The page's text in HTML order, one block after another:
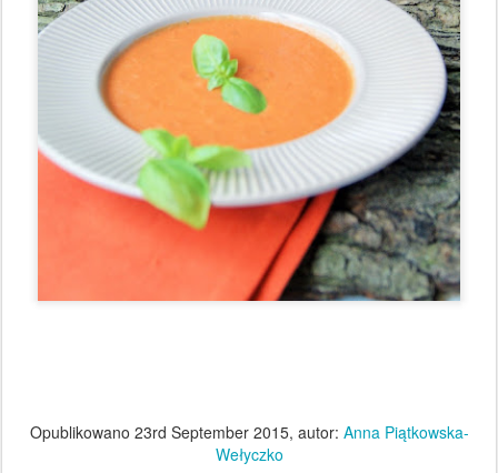
Opublikowano 23rd September 2015, autor: Anna Piątkowska-
Wełyczko